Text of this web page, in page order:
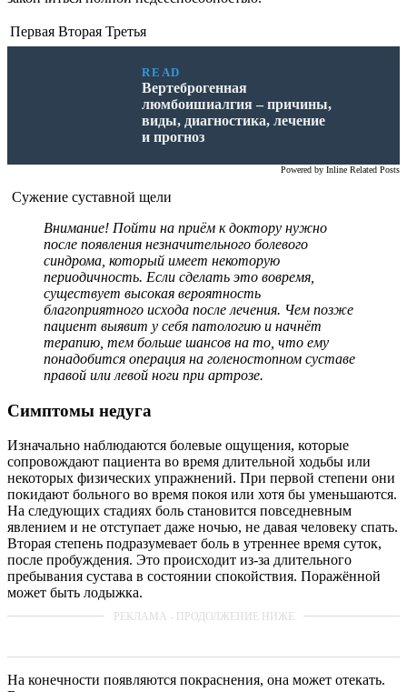
Первая Вторая Третья
READ
Вертеброгенная
люмбоишиалгия – причины,
виды, диагностика, лечение
и прогноз
Powered by Inline Related Posts
Сужение суставной щели
Внимание! Пойти на приём к доктору нужно
после появления незначительного болевого
синдрома, который имеет некоторую
периодичность. Если сделать это вовремя,
существует высокая вероятность
благоприятного исхода после лечения. Чем позже
пациент выявит у себя патологию и начнёт
терапию, тем больше шансов на то, что ему
понадобится операция на голеностопном суставе
правой или левой ноги при артрозе.
Симптомы недуга
Изначально наблюдаются болевые ощущения, которые
сопровождают пациента во время длительной ходьбы или
некоторых физических упражнений. При первой степени они
покидают больного во время покоя или хотя бы уменьшаются.
На следующих стадиях боль становится повседневным
явлением и не отступает даже ночью, не давая человеку спать.
Вторая степень подразумевает боль в утреннее время суток,
после пробуждения. Это происходит из-за длительного
пребывания сустава в состоянии спокойствия. Поражённой
может быть лодыжка.
На конечности появляются покраснения, она может отекать.